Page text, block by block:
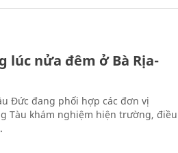
lúc nửa đêm ở Bà Rịa-
Đức đang phối hợp các đơn vị
Tàu khám nghiệm hiện trường, điều